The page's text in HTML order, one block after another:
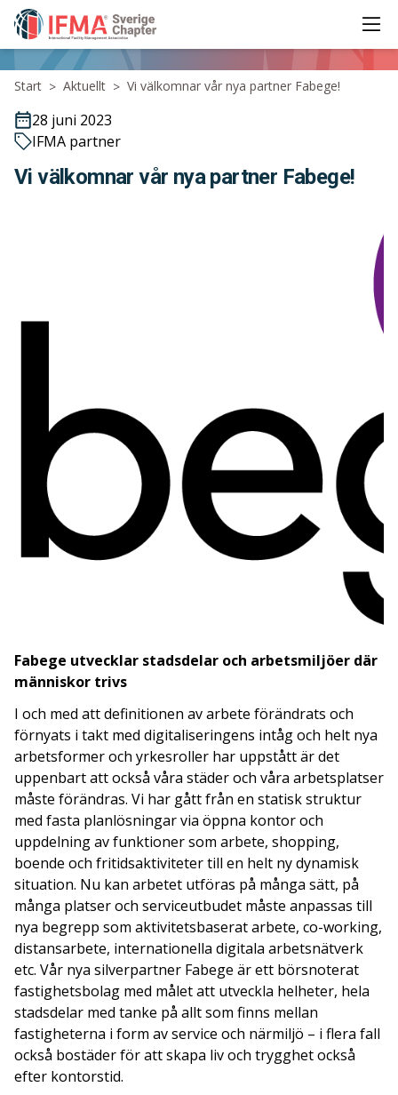
IFMA - International Facility Management Association
Start > Aktuellt > Vi välkomnar vår nya partner Fabege!
28 juni 2023
IFMA partner
Vi välkomnar vår nya partner Fabege!
Fabege utvecklar stadsdelar och arbetsmiljöer där
människor trivs
I och med att definitionen av arbete förändrats och
förnyats i takt med digitaliseringens intåg och helt nya
arbetsformer och yrkesroller har uppstått är det
uppenbart att också våra städer och våra arbetsplatser
måste förändras. Vi har gått från en statisk struktur
med fasta planlösningar via öppna kontor och
uppdelning av funktioner som arbete, shopping,
boende och fritidsaktiviteter till en helt ny dynamisk
situation. Nu kan arbetet utföras på många sätt, på
många platser och serviceutbudet måste anpassas till
nya begrepp som aktivitetsbaserat arbete, co-working,
distansarbete, internationella digitala arbetsnätverk
etc. Vår nya silverpartner Fabege är ett börsnoterat
fastighetsbolag med målet att utveckla helheter, hela
stadsdelar med tanke på allt som finns mellan
fastigheterna i form av service och närmiljö – i flera fall
också bostäder för att skapa liv och trygghet också
efter kontorstid.